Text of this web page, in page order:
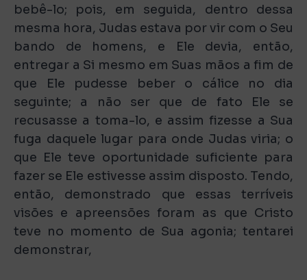
bebê-lo; pois, em seguida, dentro dessa
mesma hora, Judas estava por vir com o Seu
bando de homens, e Ele devia, então,
entregar a Si mesmo em Suas mãos a fim de
que Ele pudesse beber o cálice no dia
seguinte; a não ser que de fato Ele se
recusasse a toma-lo, e assim fizesse a Sua
fuga daquele lugar para onde Judas viria; o
que Ele teve oportunidade suficiente para
fazer se Ele estivesse assim disposto. Tendo,
então, demonstrado que essas terríveis
visões e apreensões foram as que Cristo
teve no momento de Sua agonia; tentarei
demonstrar,